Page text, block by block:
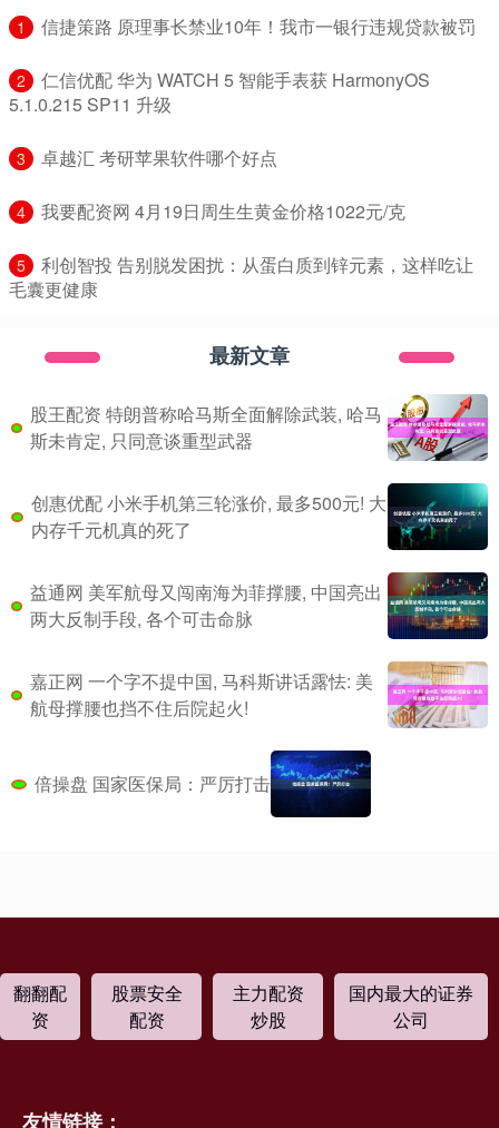
1 ​信捷策路 原理事长禁业10年！我市一银行违规贷款被罚
2
​仁信优配 华为 WATCH 5 智能手表获 HarmonyOS
5.1.0.215 SP11 升级
3 ​卓越汇 考研苹果软件哪个好点
4 ​我要配资网 4月19日周生生黄金价格1022元/克
5
​利创智投 告别脱发困扰：从蛋白质到锌元素，这样吃让
毛囊更健康
最新文章
股王配资 特朗普称哈马斯全面解除武装, 哈马
斯未肯定, 只同意谈重型武器
创惠优配 小米手机第三轮涨价, 最多500元! 大
内存千元机真的死了
益通网 美军航母又闯南海为菲撑腰, 中国亮出
两大反制手段, 各个可击命脉
嘉正网 一个字不提中国, 马科斯讲话露怯: 美
航母撑腰也挡不住后院起火!
倍操盘 国家医保局：严厉打击
翻翻配
资
股票安全
配资
主力配资
炒股
国内最大的证券
公司
友情链接：